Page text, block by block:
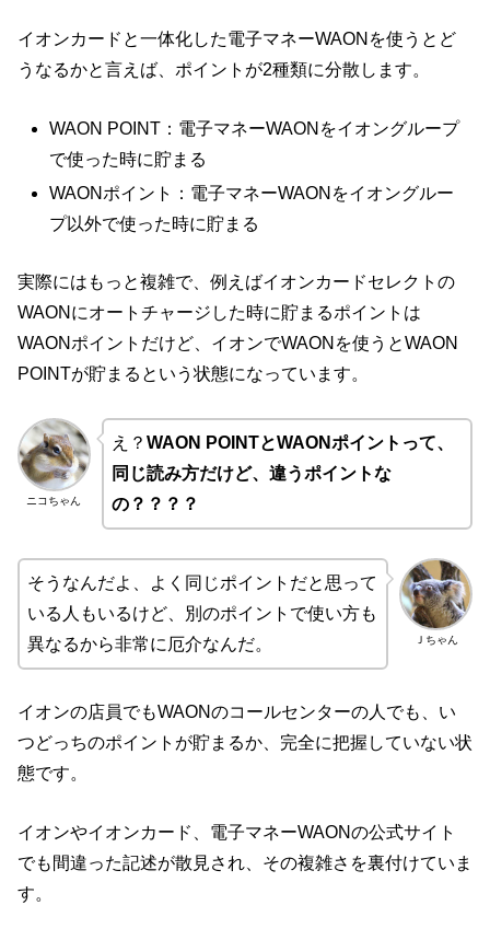
イオンカードと一体化した電子マネーWAONを使うとど
うなるかと言えば、ポイントが2種類に分散します。
WAON POINT：電子マネーWAONをイオングループ
で使った時に貯まる
WAONポイント：電子マネーWAONをイオングルー
プ以外で使った時に貯まる
実際にはもっと複雑で、例えばイオンカードセレクトの
WAONにオートチャージした時に貯まるポイントは
WAONポイントだけど、イオンでWAONを使うとWAON
POINTが貯まるという状態になっています。
ニコちゃん
え？ WAON POINTとWAONポイントって、
同じ読み方だけど、違うポイントな
の？？？？
Ｊちゃん
そうなんだよ、よく同じポイントだと思って
いる人もいるけど、別のポイントで使い方も
異なるから非常に厄介なんだ。
イオンの店員でもWAONのコールセンターの人でも、い
つどっちのポイントが貯まるか、完全に把握していない状
態です。
イオンやイオンカード、電子マネーWAONの公式サイト
でも間違った記述が散見され、その複雑さを裏付けていま
す。